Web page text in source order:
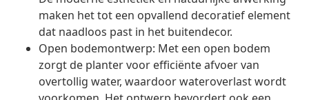
maken het tot een opvallend decoratief element
dat naadloos past in het buitendecor.
Open bodemontwerp: Met een open bodem
zorgt de planter voor efficiënte afvoer van
overtollig water, waardoor wateroverlast wordt